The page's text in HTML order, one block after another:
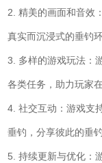
2. 精美的画面和音效
真实而沉浸式的垂钓环
3. 多样的游戏玩法：
各类任务，助力玩家
4. 社交互动：游戏支
垂钓，分享彼此的垂
5. 持续更新与优化：